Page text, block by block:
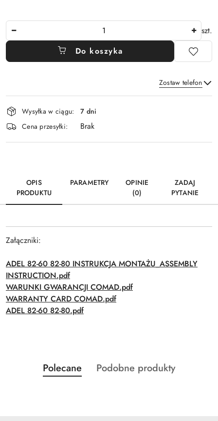
szt.
Do koszyka
Zostaw telefon
Dostępność
i
dostawa
Wysyłka w ciągu:
7 dni
Cena przesyłki:
Brak
OPIS
PRODUKTU
PARAMETRY
OPINIE
(0)
ZADAJ
PYTANIE
Załączniki:
ADEL 82-60 82-80 INSTRUKCJA MONTAŻU_ASSEMBLY
INSTRUCTION.pdf
WARUNKI GWARANCJI COMAD.pdf
WARRANTY CARD COMAD.pdf
ADEL 82-60 82-80.pdf
Pomiń karuzelę produktów
Produkty
o
Polecane
Produkty
Podobne produkty